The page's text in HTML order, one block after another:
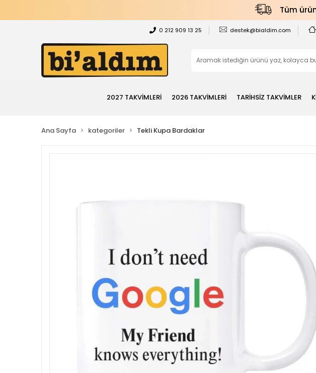
Tüm
0 212 909 13 25 destek@bialdim.com
2027 TAKVİMLERİ 2026 TAKVİMLERİ TARİHSİZ TAKVİMLER
Ana Sayfa kategoriler Tekli Kupa Bardaklar